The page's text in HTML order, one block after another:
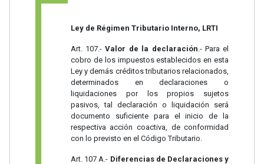
Ley de Régimen Tributario Interno, LRTI
Art. 107.-Valor de la declaración.- Para el
cobro de los impuestos establecidos en esta
Ley y demás créditos tributarios relacionados,
determinados en declaraciones o
liquidaciones por los propios sujetos
pasivos, tal declaración o liquidación será
documento suficiente para el inicio de la
respectiva acción coactiva, de conformidad
con lo previsto en el Código Tributario.
Art. 107 A.- Diferencias de Declaraciones y